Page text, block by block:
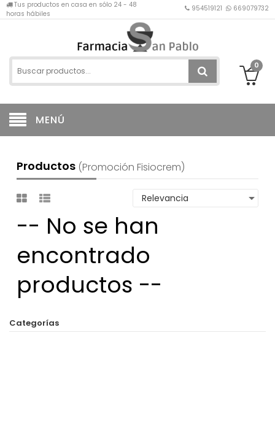
Tus productos en casa en sólo 24 - 48
horas hábiles
954519121 669079732
0
MENÚ
Productos (promoción Fisiocrem)
-- No se han
encontrado
productos --
Categorías